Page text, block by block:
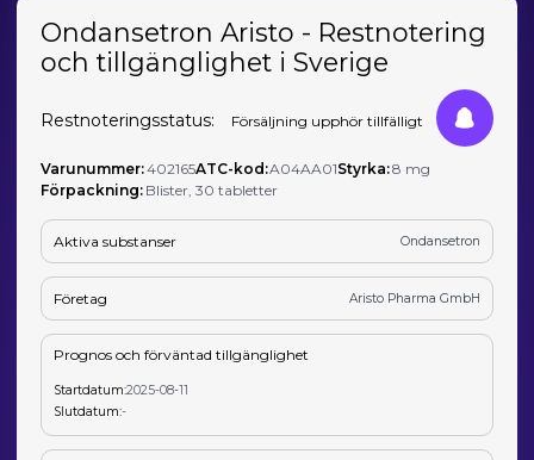
Ondansetron Aristo - Restnotering
och tillgänglighet i Sverige
Restnoteringsstatus: Försäljning upphör tillfälligt
Varunummer:402165ATC-kod:A04AA01Styrka:8 mg
Förpackning: Blister, 30 tabletter
Aktiva substanser Ondansetron
Företag Aristo Pharma GmbH
Prognos och förväntad tillgänglighet
Startdatum:2025-08-11
Slutdatum:-